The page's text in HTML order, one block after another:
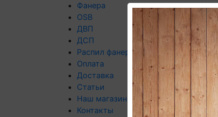
Фанера
OSB
ДВП
ДСП
Распил фанеры
Оплата
Доставка
Статьи
Наш магазин
Контакты